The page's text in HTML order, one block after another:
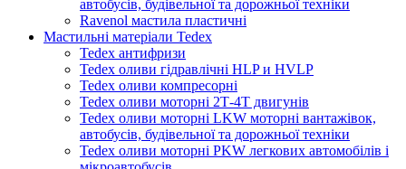
автобусів, будівельної та дорожньої техніки
Ravenol мастила пластичні
Мастильні матеріали Tedex
Tedex антифризи
Tedex оливи гідравлічні HLP и HVLP
Tedex оливи компресорні
Tedex оливи моторні 2Т-4Т двигунів
Tedex оливи моторні LKW моторні вантажівок,
автобусів, будівельної та дорожньої техніки
Tedex оливи моторні PKW легкових автомобілів і